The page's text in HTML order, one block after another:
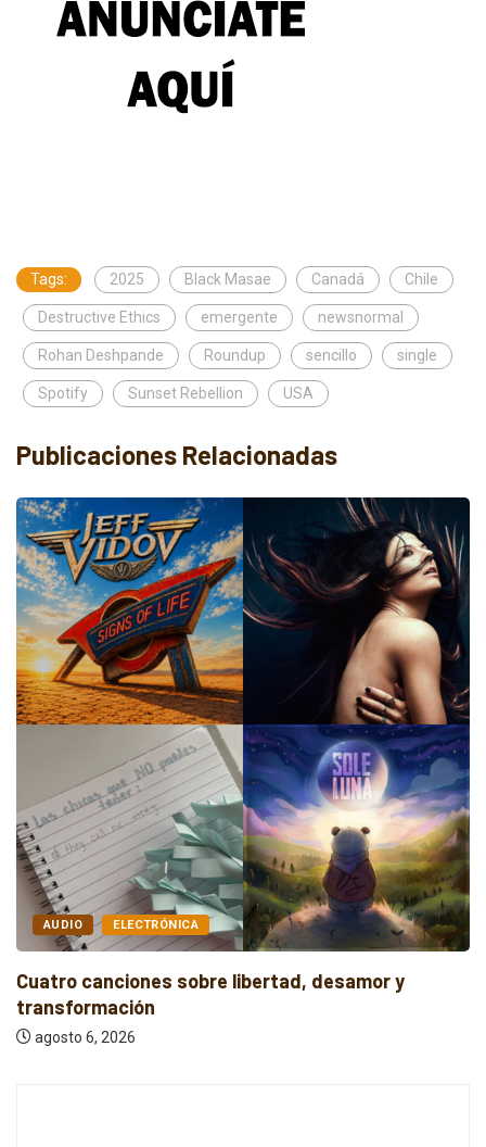
Tags: 2025 Black Masae Canadá Chile
Destructive Ethics emergente newsnormal
Rohan Deshpande Roundup sencillo single
Spotify Sunset Rebellion USA
Publicaciones Relacionadas
y
ALTERNATIVO AUDIO
Nueva música independiente: